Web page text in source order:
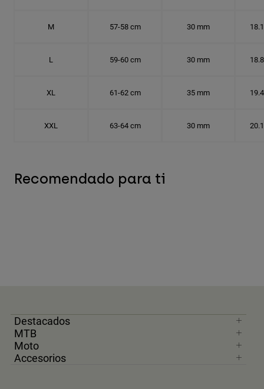
M 57-58 cm 30 mm
L 59-60 cm 30 mm
XL 61-62 cm 35 mm
XXL 63-64 cm 30 mm
Recomendado para ti
Destacados
MTB
Moto
Accesorios